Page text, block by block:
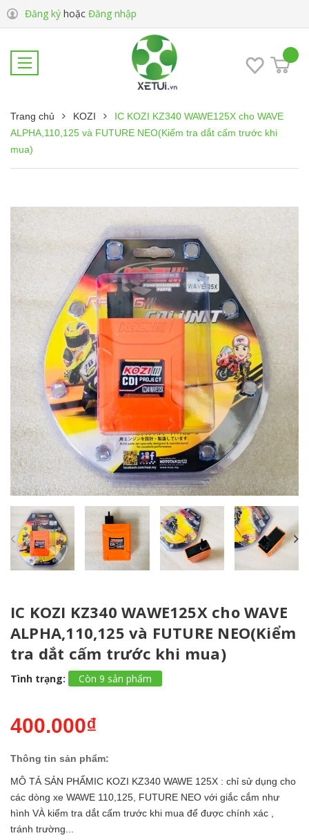
Đăng ký hoặc Đăng nhập
Trang chủ KOZI
IC KOZI KZ340 WAWE125X cho WAVE
ALPHA,110,125 và FUTURE NEO(Kiểm tra dắt cấm trước khi
mua)
IC KOZI KZ340 WAWE125X cho WAVE
ALPHA,110,125 và FUTURE NEO(Kiểm
tra dắt cấm trước khi mua)
Tình trạng: Còn 9 sản phẩm
400.000₫
Thông tin sản phẩm:
MÔ TẢ SẢN PHẨMIC KOZI KZ340 WAWE 125X : chỉ sử dụng cho
các dòng xe WAWE 110,125, FUTURE NEO với giắc cắm như
hình VÀ kiểm tra dắt cấm trước khi mua để được chính xác ,
tránh trường...